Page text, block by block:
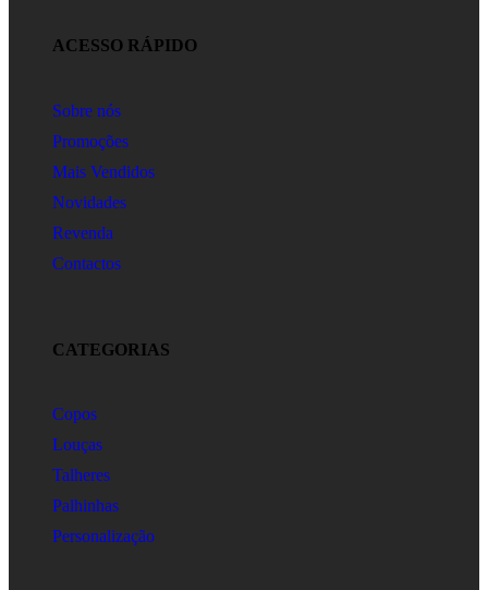
ACESSO RÁPIDO
Sobre nós
Promoções
Mais Vendidos
Novidades
Revenda
Contactos
CATEGORIAS
Copos
Louças
Talheres
Palhinhas
Personalização